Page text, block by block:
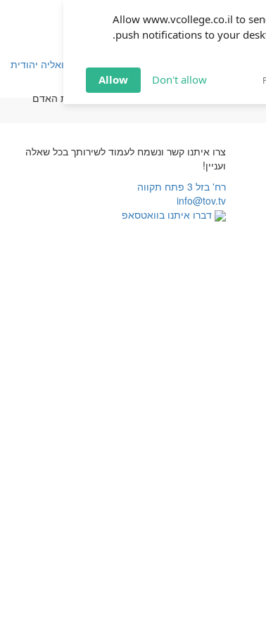
Allow www.vcollege.co.il to
push notifications to your
Don't allow
Allow
TOV אקטואליה יהודית שיטת ימימה
ומכללות עשרות שנים. שיעוריו נוגעים למהות האדם
צרו איתנו קשר ונשמח לעמוד לשירותך בכל שאלה
ועניין!
רח' בזל 3 פתח תקווה
info@tov.tv
דברו איתנו בוואטסאפ